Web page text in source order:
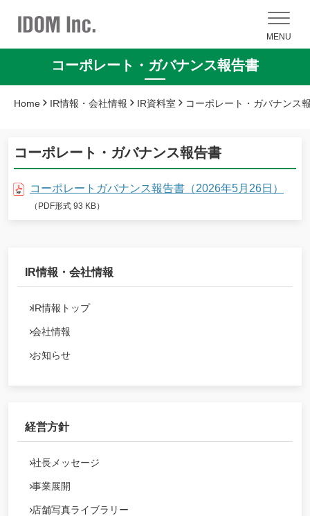
MENU
コーポレート・ガバナンス報告書
Home IR情報・会社情報 IR資料室 コーポレート・ガバナンス
コーポレート・ガバナンス報告書
コーポレートガバナンス報告書（2026年5月26日）
（PDF形式 93 KB）
IR情報・会社情報
IR情報トップ
会社情報
お知らせ
経営方針
社長メッセージ
事業展開
店舗写真ライブラリー